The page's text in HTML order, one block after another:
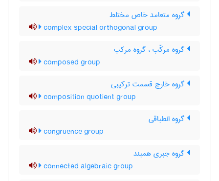
گروه متعامد خاص مختلط
complex special orthogonal group
گروه مرکّب ، گروه مرکب
composed group
گروه خارج قسمت ترکیبی
composition quotient group
گروه انطباقی
congruence group
گروه جبری همبند
connected algebraic group